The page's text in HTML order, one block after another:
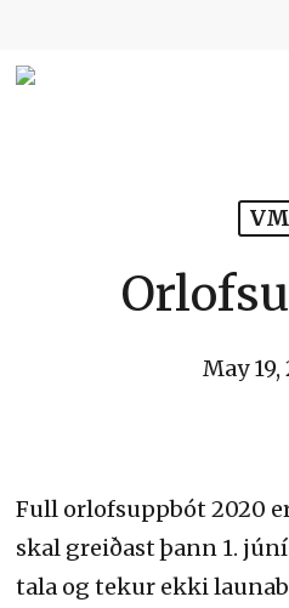
May 19,
Full orlofsuppbót 2020
skal greiðast þann 1.
tala og tekur ekki